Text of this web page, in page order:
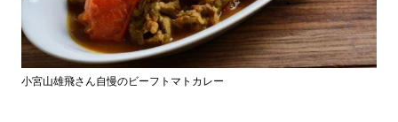
小宮山雄飛さん自慢のビーフトマトカレー